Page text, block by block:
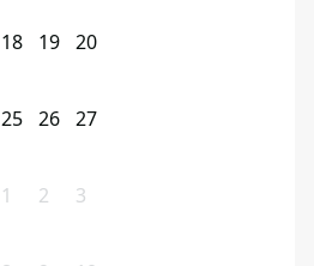
18 19 20
25 26 27
1 2 3